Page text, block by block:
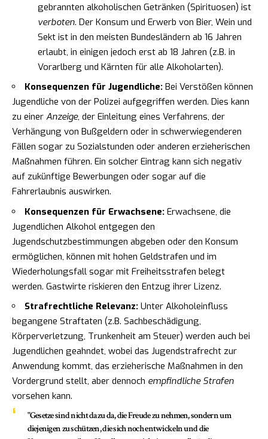
gebrannten alkoholischen Getränken (Spirituosen) ist
verboten. Der Konsum und Erwerb von Bier, Wein und
Sekt ist in den meisten Bundesländern ab 16 Jahren
erlaubt, in einigen jedoch erst ab 18 Jahren (z.B. in
Vorarlberg und Kärnten für alle Alkoholarten).
Konsequenzen für Jugendliche: Bei Verstößen können
Jugendliche von der Polizei aufgegriffen werden. Dies kann
zu einer Anzeige, der Einleitung eines Verfahrens, der
Verhängung von Bußgeldern oder in schwerwiegenderen
Fällen sogar zu Sozialstunden oder anderen erzieherischen
Maßnahmen führen. Ein solcher Eintrag kann sich negativ
auf zukünftige Bewerbungen oder sogar auf die
Fahrerlaubnis auswirken.
Konsequenzen für Erwachsene: Erwachsene, die
Jugendlichen Alkohol entgegen den
Jugendschutzbestimmungen abgeben oder den Konsum
ermöglichen, können mit hohen Geldstrafen und im
Wiederholungsfall sogar mit Freiheitsstrafen belegt
werden. Gastwirte riskieren den Entzug ihrer Lizenz.
Strafrechtliche Relevanz: Unter Alkoholeinfluss
begangene Straftaten (z.B. Sachbeschädigung,
Körperverletzung, Trunkenheit am Steuer) werden auch bei
Jugendlichen geahndet, wobei das Jugendstrafrecht zur
Anwendung kommt, das erzieherische Maßnahmen in den
Vordergrund stellt, aber dennoch empfindliche Strafen
vorsehen kann.
"Gesetze sind nicht dazu da, die Freude zu nehmen, sondern um
diejenigen zu schützen, die sich noch entwickeln und die